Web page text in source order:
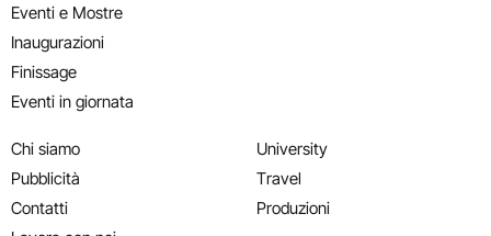
Eventi e Mostre
Inaugurazioni
Finissage
Eventi in giornata
Chi siamo
Pubblicità
Contatti
University
Travel
Produzioni